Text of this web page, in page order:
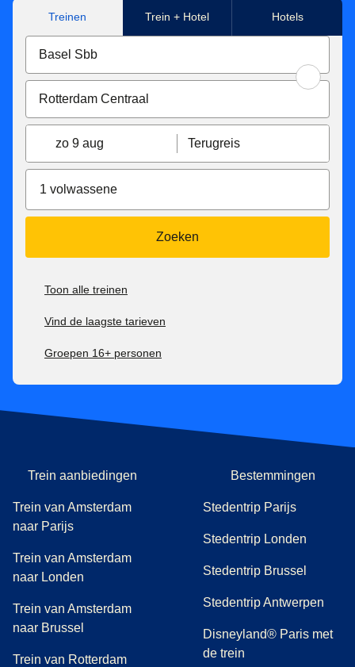
Treinen Trein + Hotel Hotels
zo 9 aug Terugreis
1 volwassene
Zoeken
Toon alle treinen
Vind de laagste tarieven
Groepen 16+ personen
Trein aanbiedingen
Trein van Amsterdam
naar Parijs
Trein van Amsterdam
naar Londen
Trein van Amsterdam
naar Brussel
Trein van Rotterdam
Bestemmingen
Stedentrip Parijs
Stedentrip Londen
Stedentrip Brussel
Stedentrip Antwerpen
Disneyland® Paris met
de trein